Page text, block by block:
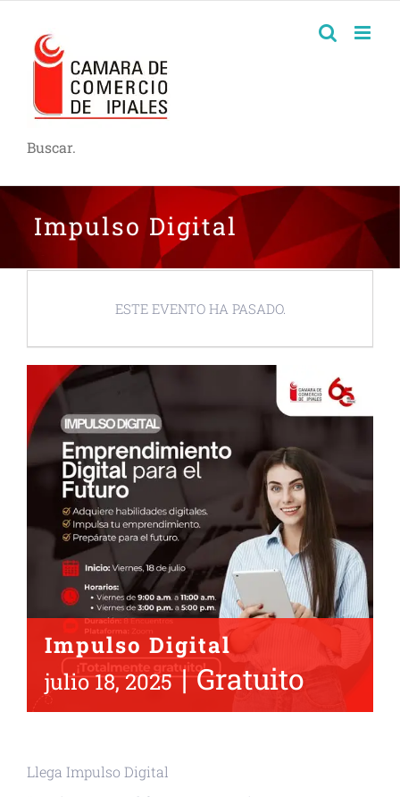
Buscar.
Impulso Digital
ESTE EVENTO HA PASADO.
Impulso Digital
julio 18, 2025 | Gratuito
Llega Impulso Digital